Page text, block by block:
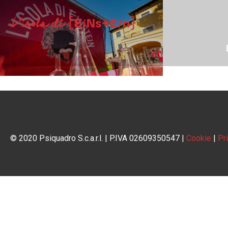
© 2020 Psiquadro S.c.a.r.l. | P.IVA 02609350547 | Cookie |